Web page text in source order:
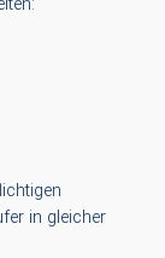
in gleicher